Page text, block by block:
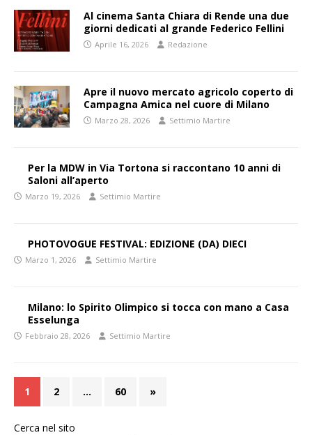
Al cinema Santa Chiara di Rende una due
giorni dedicati al grande Federico Fellini
Aprile 16, 2026 Redazione
Apre il nuovo mercato agricolo coperto di
Campagna Amica nel cuore di Milano
Marzo 28, 2026 Settimio Martire
Per la MDW in Via Tortona si raccontano 10 anni di
Saloni all’aperto
Marzo 19, 2026 Settimio Martire
PHOTOVOGUE FESTIVAL: EDIZIONE (DA) DIECI
Marzo 1, 2026 Settimio Martire
Milano: lo Spirito Olimpico si tocca con mano a Casa
Esselunga
Febbraio 28, 2026 Settimio Martire
1 2 … 60 »
Cerca nel sito